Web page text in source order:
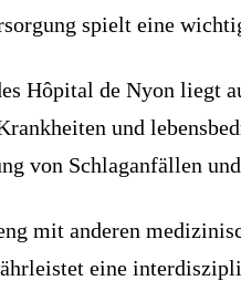
spielt eine
Hôpital de Nyon liegt
und
von Schlaganfällen
mit anderen
eine